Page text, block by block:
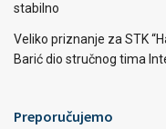
stabilno
Veliko priznanje za STK
Barić dio stručnog tima
Preporučujemo